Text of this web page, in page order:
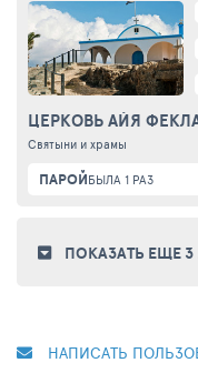
ЦЕРКОВЬ АЙЯ
Святыни и храмы
ПАРОЙБЫЛА 1 РАЗ
ПОКАЗАТЬ ЕЩЕ 3
НАПИСАТЬ